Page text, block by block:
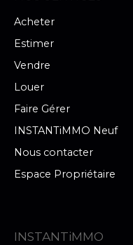
Acheter
Estimer
Vendre
Louer
Faire Gérer
INSTANTiMMO Neuf
Nous contacter
Espace Propriétaire
INSTANTiMMO